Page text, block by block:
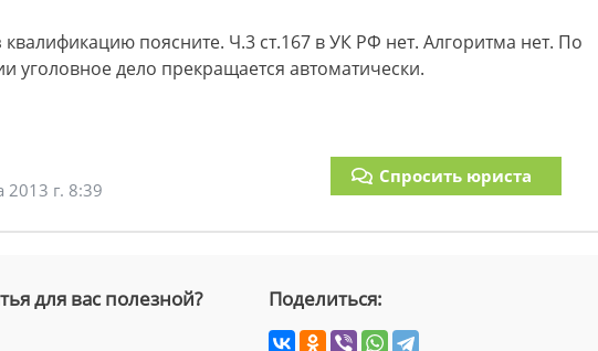
поясните. Ч.3 ст.167 в УК РФ нет. Алгоритма нет. По
уголовное дело прекращается автоматически.
2013 г. 8:39
Спросить юриста
для вас полезной? Поделиться: